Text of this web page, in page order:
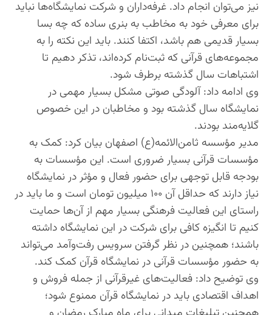
نیز می‌توان انجام داد. غرفه‌داران و شرکت نمایشگاه‌ها نباید
برای معرفی خود به مخاطب به بنری ساده که چه بسا
بسیار قدیمی هم باشد، اکتفا کنند. باید این نکته را به
مجموعه‌های قرآنی که ثبت‌نام کرده‌اند، تذکر دهیم تا
اشتباهات سال گذشته برطرف شود.
وی ادامه داد: آلودگی صوتی مشکل بسیار مهمی در
نمایشگاه سال گذشته بود و مخاطبان در این خصوص
گلایه‌مند بودند.
مدیر مؤسسه ثامن‌الائمه(ع) اصفهان بیان کرد: کمک به
مؤسسات قرآنی بسیار ضروری است. این مؤسسات به
بودجه قابل توجهی برای حضور فعال و مؤثر در نمایشگاه
نیاز دارند که حداقل آن ۱۰۰ میلیون تومان است و ما باید در
راستای این فعالیت فرهنگی بسیار مهم از آن‌ها حمایت
کنیم تا انگیزه‌ کافی برای شرکت در این نمایشگاه داشته
باشند؛ همچنین در نظر گرفتن سرویس رفت‌وآمد می‌تواند
به حضور مؤسسات قرآنی در نمایشگاه قرآن کمک کند.
وی توضیح داد: فعالیت‌های غیرقرآنی از جمله فروش و
اهداف اقتصادی باید در نمایشگاه قرآن ممنوع شود؛